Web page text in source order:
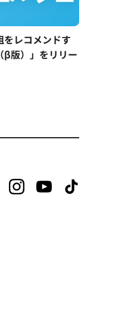
をレコメンドす
β版）」をリリー